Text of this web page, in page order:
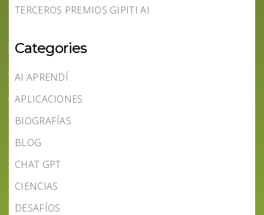
TERCEROS PREMIOS GIPITI AI
Categories
AI APRENDÍ
APLICACIONES
BIOGRAFÍAS
BLOG
CHAT GPT
CIENCIAS
DESAFÍOS